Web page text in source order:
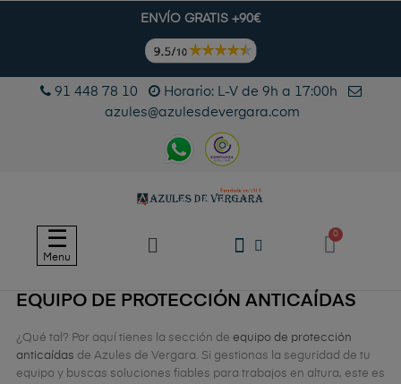
ENVÍO GRATIS +90€
91 448 78 10
Horario: L-V de 9h a 17:00h
azules@azulesdevergara.com
Navegación
de
palanca
☰
Menu
EQUIPO DE PROTECCIÓN ANTICAÍDAS
¿Qué tal? Por aquí tienes la sección de equipo de protección
anticaídas de Azules de Vergara. Si gestionas la seguridad de tu
equipo y buscas soluciones fiables para trabajos en altura, este es